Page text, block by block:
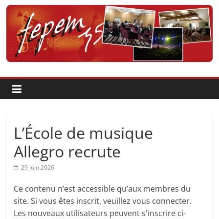
Passer
contenu
Fédération
pour
la
Pratique
et
l'Enseignement
Artistique
L’École de musique
Allegro recrute
29 juin 2026
Ce contenu n’est accessible qu’aux membres du
site. Si vous êtes inscrit, veuillez vous connecter.
Les nouveaux utilisateurs peuvent s'inscrire ci-